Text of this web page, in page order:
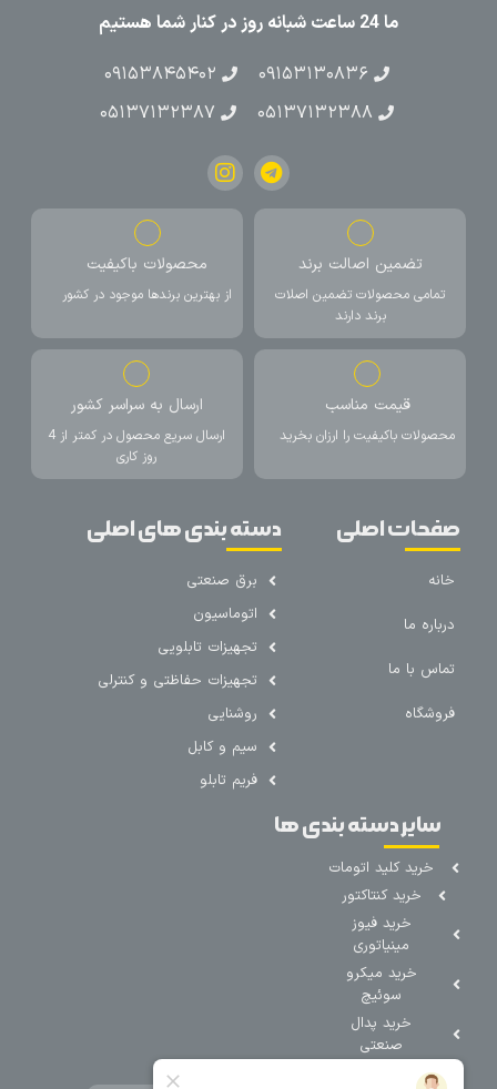
ما 24 ساعت شبانه روز در کنار شما هستیم
۰۹۱۵۳۱۳۰۸۳۶
۰۹۱۵۳۸۴۵۴۰۲
۰۵۱۳۷۱۳۲۳۸۸
۰۵۱۳۷۱۳۲۳۸۷
تضمین اصالت برند
تمامی محصولات تضمین اصلات
برند دارند
محصولات باکیفیت
از بهترین برندها موجود در کشور
قیمت مناسب
محصولات باکیفیت را ارزان بخرید
ارسال به سراسر کشور
ارسال سریع محصول در کمتر از 4
روز کاری
صفحات اصلی
خانه
درباره ما
تماس با ما
فروشگاه
دسته بندی های اصلی
برق صنعتی
اتوماسیون
تجهیزات تابلویی
تجهیزات حفاظتی و کنترلی
روشنایی
سیم و کابل
فریم تابلو
سایر دسته بندی ها
خرید کلید اتومات
خرید کنتاکتور
خرید فیوز
مینیاتوری
خرید میکرو
سوئیچ
خرید پدال
صنعتی